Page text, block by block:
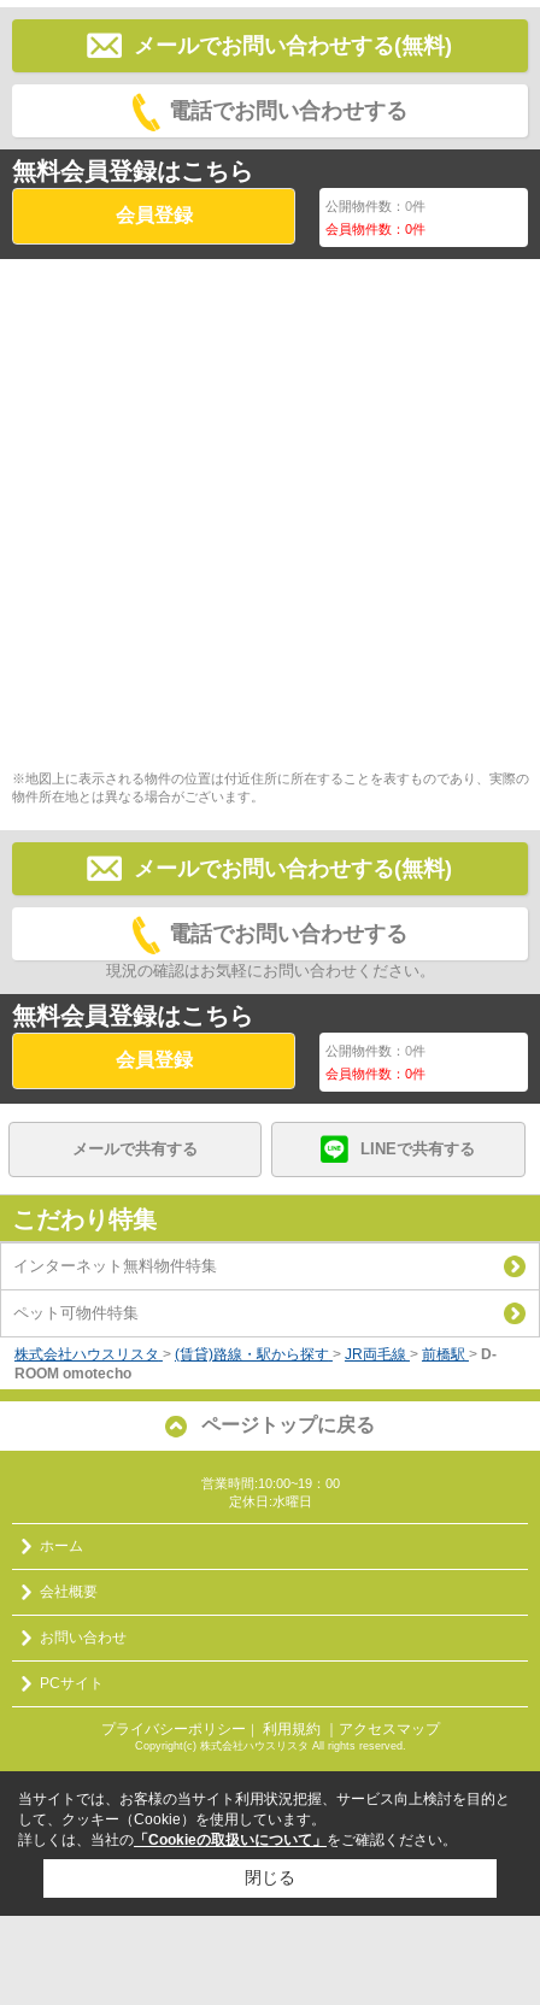
メールでお問い合わせする(無料)
電話でお問い合わせする
無料会員登録はこちら
会員登録 公開物件数：0件
会員物件数：0件
※地図上に表示される物件の位置は付近住所に所在することを表すものであり、実際の
物件所在地とは異なる場合がございます。
メールでお問い合わせする(無料)
電話でお問い合わせする
現況の確認はお気軽にお問い合わせください。
無料会員登録はこちら
会員登録 公開物件数：0件
会員物件数：0件
メールで共有する LINEで共有する
こだわり特集
インターネット無料物件特集
ペット可物件特集
株式会社ハウスリスタ > (賃貸)路線・駅から探す > JR両毛線 > 前橋駅 > D-
ROOM omotecho
ページトップに戻る
営業時間:10:00~19：00
定休日:水曜日
ホーム
会社概要
お問い合わせ
PCサイト
プライバシーポリシー 利用規約 ｜アクセスマップ
Copyright(c) 株式会社ハウスリスタ All rights reserved.
当サイトでは、お客様の当サイト利用状況把握、サービス向上検討を目的と
して、クッキー（Cookie）を使用しています。
詳しくは、当社の 「Cookieの取扱いについて」 をご確認ください。
閉じる